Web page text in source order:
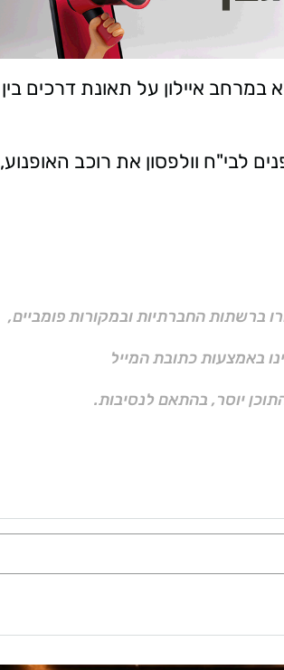
התקבל דיווח במוקד 101 של מד"א במרחב איילון על תאונת דרכים בין
לבי"ח וולפסון את רוכב האופנוע,
ברשתות החברתיות ובמקורות פומביים,
באמצעות כתובת המייל
יוסר, בהתאם לנסיבות.